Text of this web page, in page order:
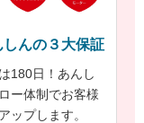
しんの３大保証
180日！あんし
ー体制でお客様
ップします。